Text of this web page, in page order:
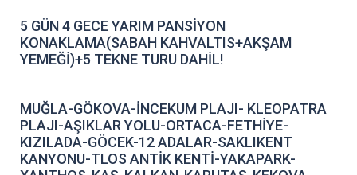
5 GÜN 4 GECE YARIM PANSİYON
KONAKLAMA(SABAH KAHVALTIS+AKŞAM
YEMEĞİ)+5 TEKNE TURU DAHİL!
MUĞLA-GÖKOVA-İNCEKUM PLAJI- KLEOPATRA
PLAJI-AŞIKLAR YOLU-ORTACA-FETHİYE-
KIZILADA-GÖCEK-12 ADALAR-SAKLIKENT
KANYONU-TLOS ANTİK KENTİ-YAKAPARK-